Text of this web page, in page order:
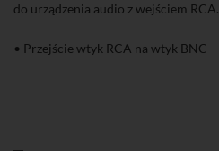
do urządzenia audio z wejściem RCA.
• Przejście wtyk RCA na wtyk BNC